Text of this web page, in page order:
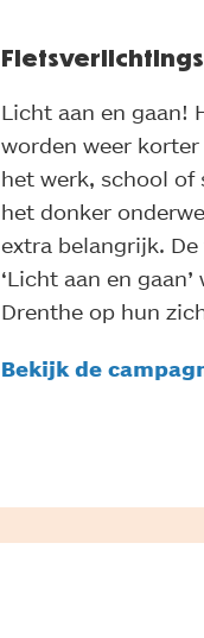
Licht aan en gaan!
worden weer
het werk, school of
het donker
extra belangrijk.
‘Licht aan en
Drenthe op hun
Bekijk de